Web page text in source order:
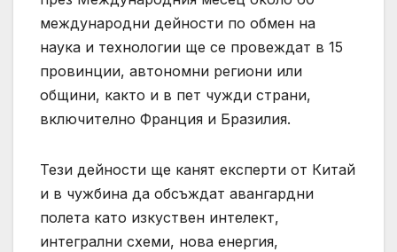
международни дейности по обмен на
наука и технологии ще се провеждат в 15
провинции, автономни региони или
общини, както и в пет чужди страни,
включително Франция и Бразилия.
Тези дейности ще канят експерти от Китай
и в чужбина да обсъждат авангардни
полета като изкуствен интелект,
интегрални схеми, нова енергия,